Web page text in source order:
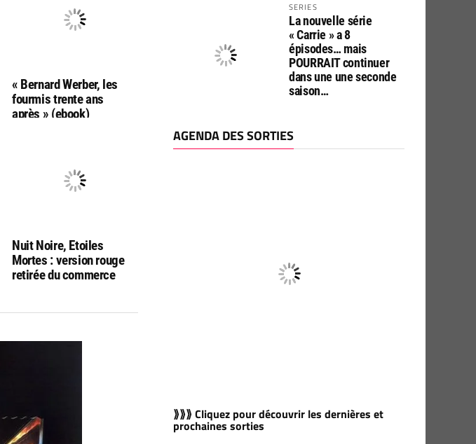
« Bernard Werber, les
fourmis trente ans
après » (ebook)
Nuit Noire, Etoiles
Mortes : version rouge
retirée du commerce
SERIES
La nouvelle série
« Carrie » a 8
épisodes… mais
POURRAIT continuer
dans une une seconde
saison…
AGENDA DES SORTIES
⟫⟫⟫ Cliquez pour découvrir les dernières et
prochaines sorties